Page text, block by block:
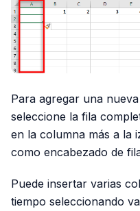
Para agregar una
seleccione la fila
en la columna más a la
como encabezado de
Puede insertar varias
tiempo seleccionando